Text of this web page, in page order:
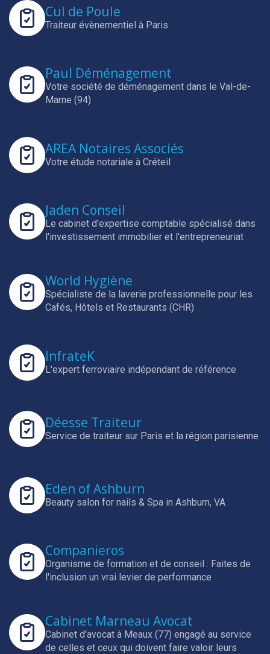
Cul de Poule
Traiteur évènementiel à Paris
Paul Déménagement
Votre société de déménagement dans le Val-de-
Marne (94)
AREA Notaires Associés
Votre étude notariale à Créteil
Jaden Conseil
Le cabinet d'expertise comptable spécialisé dans
l'investissement immobilier et l'entrepreneuriat
World Hygiène
Spécialiste de la laverie professionnelle pour les
Cafés, Hôtels et Restaurants (CHR)
InfrateK
L'expert ferroviaire indépendant de référence
Déesse Traiteur
Service de traiteur sur Paris et la région parisienne
Eden of Ashburn
Beauty salon for nails & Spa in Ashburn, VA
Companieros
Organisme de formation et de conseil : Faites de
l'inclusion un vrai levier de performance
Cabinet Marneau Avocat
Cabinet d'avocat à Meaux (77) engagé au service
de celles et ceux qui doivent faire valoir leurs